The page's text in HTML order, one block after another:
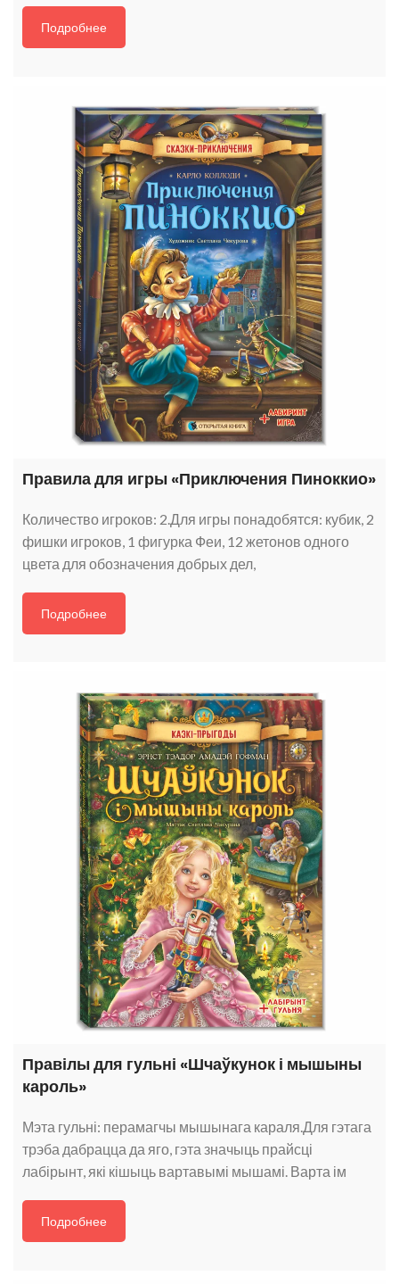
Подробнее
Правила для игры «Приключения Пиноккио»
Количество игроков: 2.Для игры понадобятся: кубик, 2
фишки игроков, 1 фигурка Феи, 12 жетонов одного
цвета для обозначения добрых дел,
Подробнее
Правілы для гульні «Шчаўкунок і мышыны
кароль»
Мэта гульні: перамагчы мышынага караля.Для гэтага
трэба дабрацца да яго, гэта значыць прайсці
лабірынт, які кішыць вартавымі мышамі. Варта ім
Подробнее